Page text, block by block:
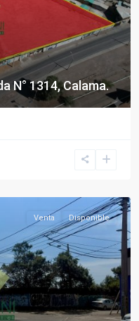
N° 1314, Calama.
Venta Disponible